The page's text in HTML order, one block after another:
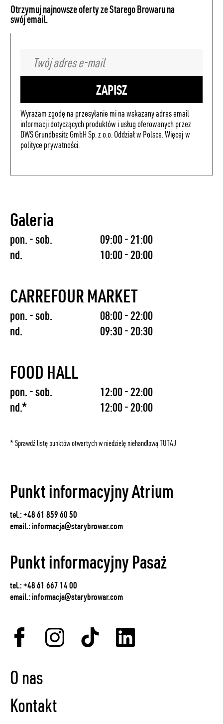
Otrzymuj najnowsze oferty ze Starego Browaru na
swój email.
ZAPISZ
Wyrażam zgodę na przesyłanie mi na wskazany adres email
informacji dotyczących produktów i usług oferowanych przez
DWS Grundbesitz GmbH Sp. z o.o. Oddział w Polsce. Więcej w
polityce prywatności.
Galeria
pon. - sob.
09:00 - 21:00
nd.
10:00 - 20:00
CARREFOUR MARKET
pon. - sob.
08:00 - 22:00
nd.
09:30 - 20:30
FOOD HALL
pon. - sob.
12:00 - 22:00
nd.*
12:00 - 20:00
* Sprawdź listę punktów otwartych w niedzielę niehandlową TUTAJ
Punkt informacyjny Atrium
tel.:+48 61 859 60 50
email.: informacja@starybrowar.com
Punkt informacyjny Pasaż
tel.:+48 61 667 14 00
email.: informacja@starybrowar.com
O nas
Kontakt